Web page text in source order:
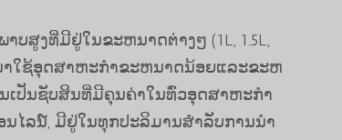
ສູງທີ່ມີຢູ່ໃນຂະຫນາດຕ່າງໆ (1L, 1.5L,
ນໍາໃຊ້ອຸດສາຫະກໍາຂະຫນາດນ້ອຍແລະຂະຫ
ປັນຊັບສິນທີ່ມີຄຸນຄ່າໃນທົ່ວອຸດສາຫະກໍາ
ອນໄລນ໌, ມີຢູ່ໃນທຸກປະລິມານສໍາລັບການນໍາ